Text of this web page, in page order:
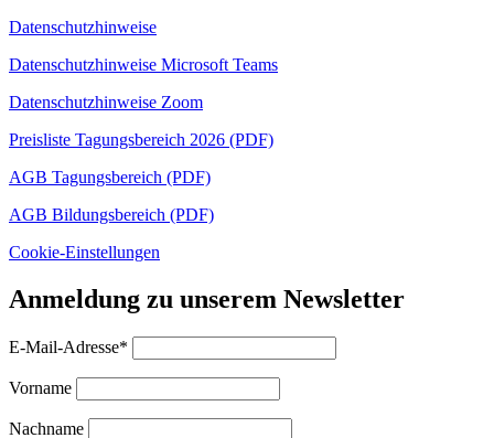
Datenschutzhinweise
Datenschutzhinweise Microsoft Teams
Datenschutzhinweise Zoom
Preisliste Tagungsbereich 2026 (PDF)
AGB Tagungsbereich (PDF)
AGB Bildungsbereich (PDF)
Cookie-Einstellungen
Anmeldung zu unserem Newsletter
E-Mail-Adresse*
Vorname
Nachname